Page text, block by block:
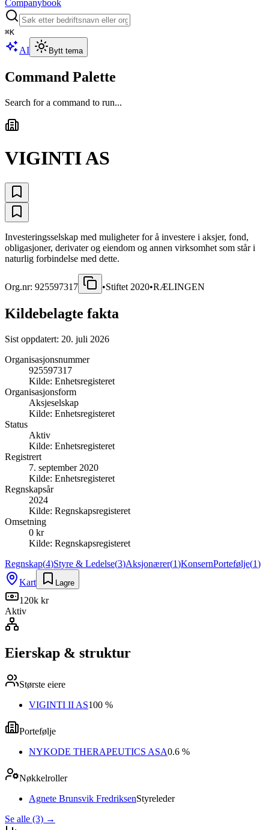
Companybook
⌘K
AI Bytt tema
Command Palette
Search for a command to run...
VIGINTI AS
Investeringsselskap med muligheter for å investere i aksjer, fond,
obligasjoner, derivater og eiendom og annen virksomhet som står i
naturlig forbindelse med dette.
Org.nr: 925597317 •Stiftet 2020•RÆLINGEN
Kildebelagte fakta
Sist oppdatert: 20. juli 2026
Organisasjonsnummer
925597317
Kilde: Enhetsregisteret
Organisasjonsform
Aksjeselskap
Kilde: Enhetsregisteret
Status
Aktiv
Kilde: Enhetsregisteret
Registrert
7. september 2020
Kilde: Enhetsregisteret
Regnskapsår
2024
Kilde: Regnskapsregisteret
Omsetning
0 kr
Kilde: Regnskapsregisteret
Regnskap(4)Styre & Ledelse(3)Aksjonærer(1)KonsernPortefølje(1)
Kart
Lagre
120k kr
Aktiv
Eierskap & struktur
Største eiere
VIGINTI II AS100 %
Portefølje
NYKODE THERAPEUTICS ASA0.6 %
Nøkkelroller
Agnete Brunsvik FredriksenStyreleder
Se alle (3) →